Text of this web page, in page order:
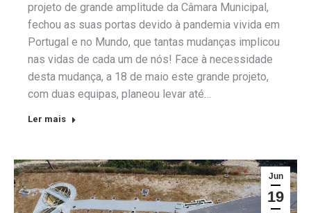
projeto de grande amplitude da Câmara Municipal,
fechou as suas portas devido à pandemia vivida em
Portugal e no Mundo, que tantas mudanças implicou
nas vidas de cada um de nós! Face à necessidade
desta mudança, a 18 de maio este grande projeto,
com duas equipas, planeou levar até…
Ler mais
Jun
19